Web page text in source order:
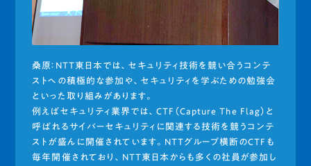
桑原：NTT東日本では、セキュリティ技術を競い合うコンテ
ストへの積極的な参加や、セキュリティを学ぶための勉強会
といった取り組みがあります。
例えばセキュリティ業界では、CTF（Capture The Flag）と
呼ばれるサイバーセキュリティに関連する技術を競うコンテ
ストが盛んに開催されています。NTTグループ横断のCTFも
毎年開催されており、NTT東日本からも多くの社員が参加し